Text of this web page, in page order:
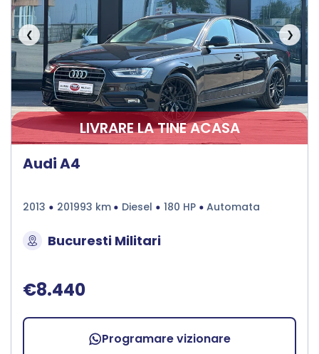
❮ ❯
LIVRARE LA TINE ACASA
Audi A4
2013 201993 km Diesel 180 HP Automata
Bucuresti Militari
€8.440
Programare vizionare